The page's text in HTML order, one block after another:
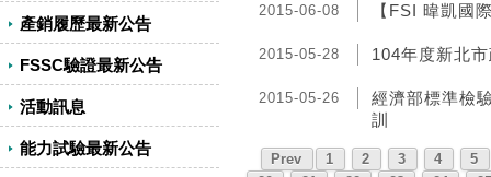
產銷履歷最新公告
FSSC驗證最新公告
活動訊息
能力試驗最新公告
2015-06-08 【FSI 暐凱國
2015-05-28 104年度新北
2015-05-26
經濟部標準檢
訓
Prev 1 2 3 4
5